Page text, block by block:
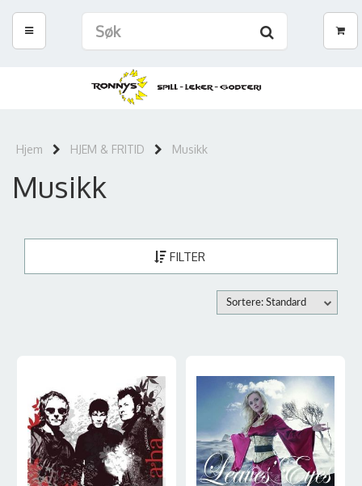
Hjem HJEM & FRITID Musikk
Musikk
FILTER
Sortere: Standard